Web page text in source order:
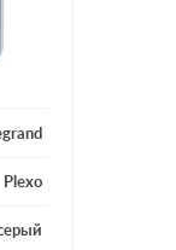
Plexo